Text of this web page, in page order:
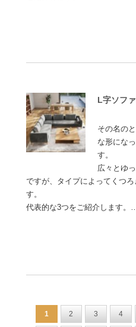
L字ソフ
その名の
な形にな
す。
広々とゆ
ですが、タイプによってくつ
す。
代表的な3つをご紹介します
1 2 3 4